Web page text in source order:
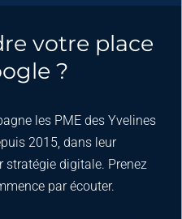
votre place
?
les PME des Yvelines
2015, dans leur
stratégie digitale. Prenez
par écouter.